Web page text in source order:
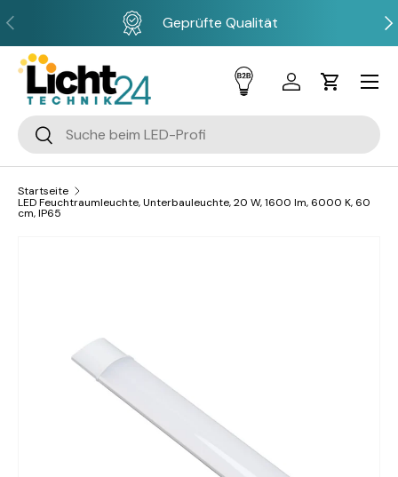
Direkt zum Inhalt
Vorherige Geprüfte Qualität
Suchen
Suchen
Einloggen
Menü
Startseite
LED Feuchtraumleuchte, Unterbauleuchte, 20 W, 1600 lm, 6000 K, 60
cm, IP65